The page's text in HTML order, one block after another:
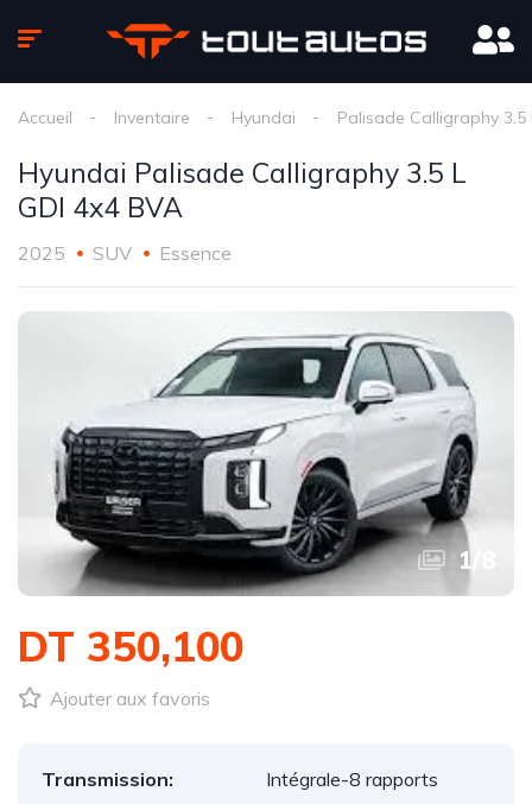
Accueil Inventaire Hyundai Palisade Calligraphy 3.5
Hyundai Palisade Calligraphy 3.5 L
GDI 4x4 BVA
2025 SUV Essence
1
DT 350,100
Ajouter aux favoris
Transmission:
Intégrale-8 rapports